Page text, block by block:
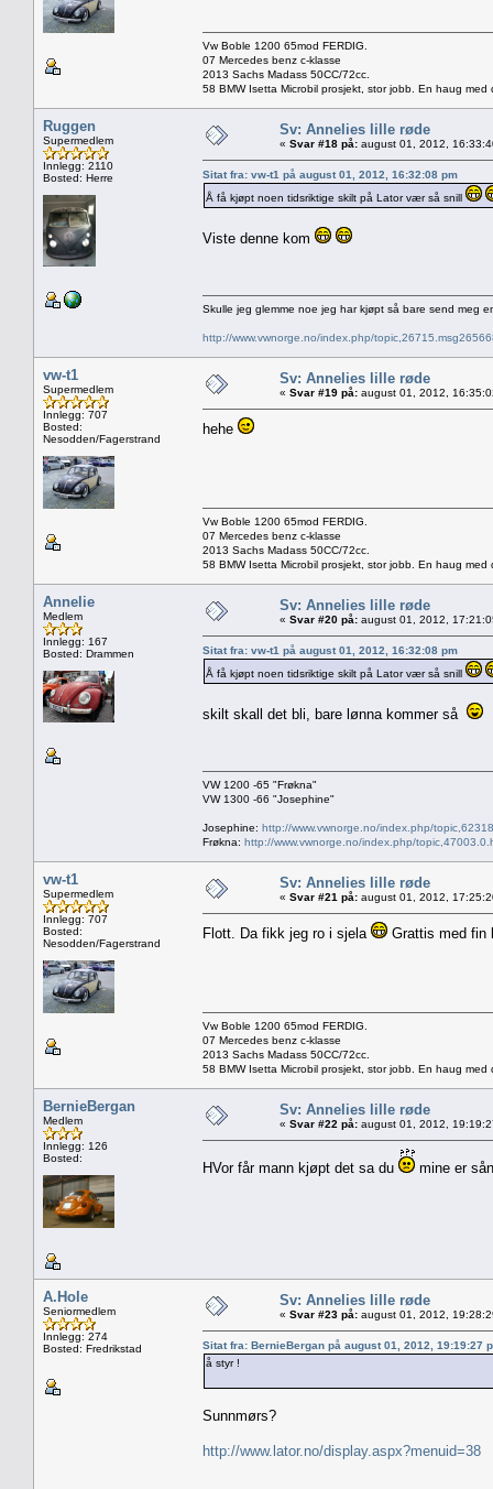
Vw Boble 1200 65mod FERDIG.
07 Mercedes benz c-klasse
2013 Sachs Madass 50CC/72cc.
58 BMW Isetta Microbil prosjekt, stor jobb. En haug med
Ruggen
Supermedlem
Innlegg: 2110
Bosted: Herre
Sv: Annelies lille røde
« Svar #18 på: august 01, 2012,
Sitat fra: vw-t1 på august 01, 2012, 16:32:08 pm
Å få kjøpt noen tidsriktige skilt på Lator vær så snill
Viste denne kom
Skulle jeg glemme noe jeg har kjøpt så bare send meg
http://www.vwnorge.no/index.php/
vw-t1
Supermedlem
Innlegg: 707
Bosted:
Nesodden/Fagerstrand
Sv: Annelies lille røde
« Svar #19 på: august 01, 2012,
hehe
Vw Boble 1200 65mod FERDIG.
07 Mercedes benz c-klasse
2013 Sachs Madass 50CC/72cc.
58 BMW Isetta Microbil prosjekt, stor jobb. En haug med
Annelie
Medlem
Innlegg: 167
Bosted: Drammen
Sv: Annelies lille røde
« Svar #20 på: august 01, 2012,
Sitat fra: vw-t1 på august 01, 2012, 16:32:08 pm
Å få kjøpt noen tidsriktige skilt på Lator vær så snill
skilt skall det bli, bare lønna kommer så
VW 1200 -65 "Frøkna"
VW 1300 -66 "Josephine"
Josephine: http://www.vwnorge.no/index.php/
Frøkna: http://www.vwnorge.no/index.php/
vw-t1
Supermedlem
Innlegg: 707
Bosted:
Nesodden/Fagerstrand
Sv: Annelies lille røde
« Svar #21 på: august 01, 2012,
Flott. Da fikk jeg ro i sjela Grattis med fin
Vw Boble 1200 65mod FERDIG.
07 Mercedes benz c-klasse
2013 Sachs Madass 50CC/72cc.
58 BMW Isetta Microbil prosjekt, stor jobb. En haug med
BernieBergan
Medlem
Innlegg: 126
Bosted:
Sv: Annelies lille røde
« Svar #22 på: august 01, 2012,
HVor får mann kjøpt det sa du mine er
A.Hole
Seniormedlem
Innlegg: 274
Bosted: Fredrikstad
Sv: Annelies lille røde
« Svar #23 på: august 01, 2012,
Sitat fra: BernieBergan på august 01, 2012, 19:19:27
å styr !
Sunnmørs?
http://www.lator.no/display.aspx?menuid=38